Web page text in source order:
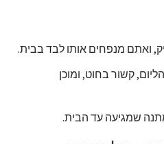
ואתם מנפחים אותו לבד בבית.
קשור בחוט, ומוכן
שמגיעה עד הבית.